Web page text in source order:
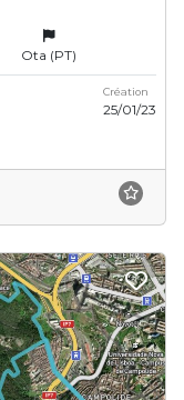
Ota (PT)
Création
25/01/23